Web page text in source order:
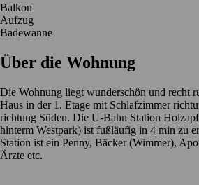
Balkon
Aufzug
Badewanne
Über die Wohnung
Die Wohnung liegt wunderschön und recht
Haus in der 1. Etage mit Schlafzimmer
richtung Süden. Die U-Bahn Station
hinterm Westpark) ist fußläufig in 4 min zu
Station ist ein Penny, Bäcker (Wimmer),
Ärzte etc.